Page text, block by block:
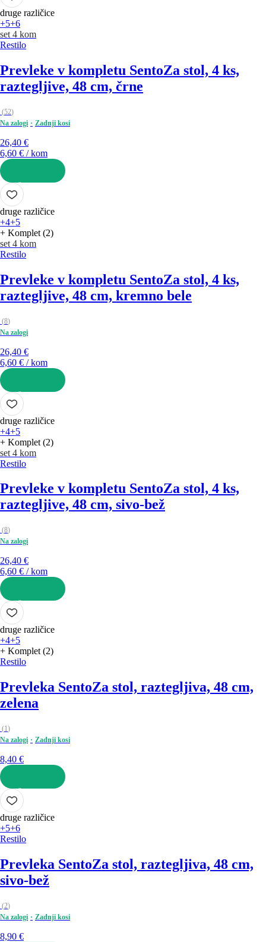
druge različice
+5+6
set 4 kom
Restilo
Prevleke v kompletu SentoZa stol, 4 ks,
raztegljive, 48 cm, črne
(52)
Na zalogi
Zadnji kosi
26,40 €
6,60 € / kom
V KOŠARICO
druge različice
+4+5
+ Komplet (2)
set 4 kom
Restilo
Prevleke v kompletu SentoZa stol, 4 ks,
raztegljive, 48 cm, kremno bele
(8)
Na zalogi
26,40 €
6,60 € / kom
V KOŠARICO
druge različice
+4+5
+ Komplet (2)
set 4 kom
Restilo
Prevleke v kompletu SentoZa stol, 4 ks,
raztegljive, 48 cm, sivo-bež
(8)
Na zalogi
26,40 €
6,60 € / kom
V KOŠARICO
druge različice
+4+5
+ Komplet (2)
Restilo
Prevleka SentoZa stol, raztegljiva, 48 cm,
zelena
(1)
Na zalogi
Zadnji kosi
8,40 €
V KOŠARICO
druge različice
+5+6
Restilo
Prevleka SentoZa stol, raztegljiva, 48 cm,
sivo-bež
(2)
Na zalogi
Zadnji kosi
8,90 €